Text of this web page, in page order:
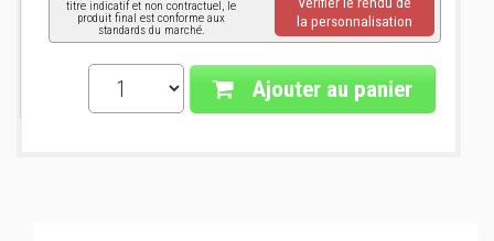
titre indicatif et non contractuel, le
produit final est conforme aux
standards du marché.
la personnalisation
Ajouter au panier